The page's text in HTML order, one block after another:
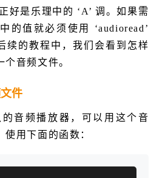
好是乐理中的 ‘A’ 调。如果需
的值就必须使用 ‘audioread’
续的教程中，我们会看到怎样
音频文件。
件
音频播放器，可以用这个音
用下面的函数：